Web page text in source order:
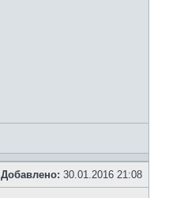
Добавлено: 30.01.2016 21:08